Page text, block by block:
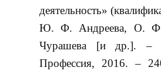
деятельность»
Ю. Ф. Андреева, О.
Чурашева [и др.]. –
Профессия, 2016. –